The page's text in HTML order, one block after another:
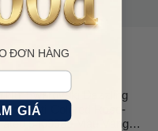
Nữ Swarovski Dazzling
Multi-Colored Rose-
5469989 Màu Vàng
ĐƠN HÀNG
GIÁ